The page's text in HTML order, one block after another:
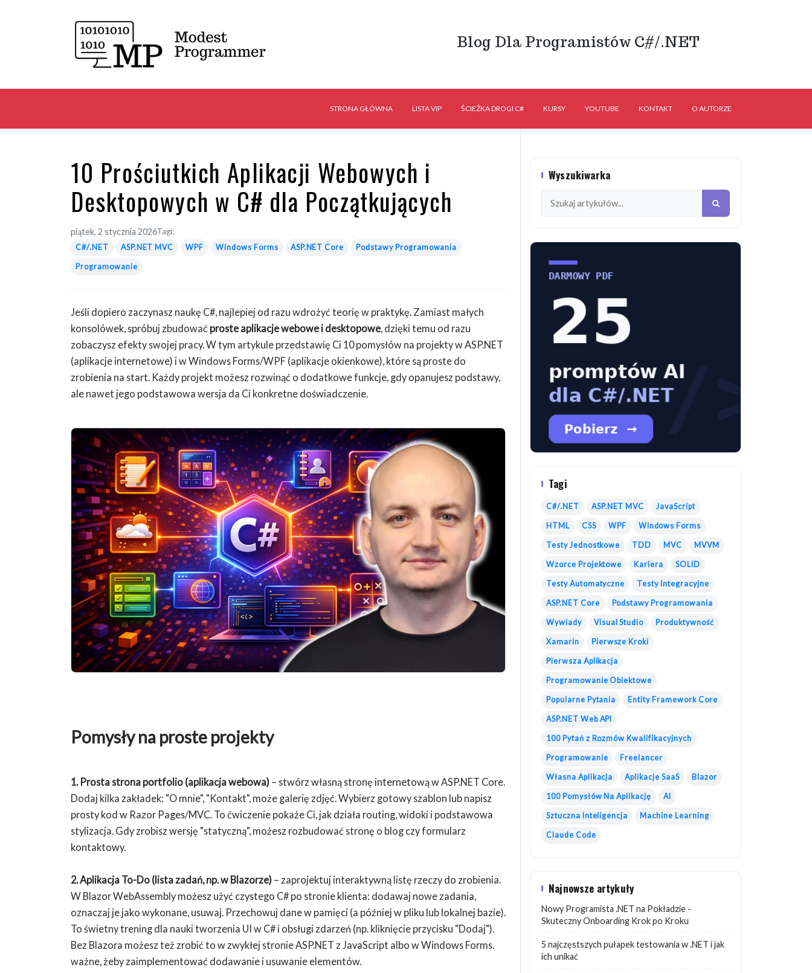
Blog Dla Programistów C#/.NET
STRONA GŁÓWNA LISTA VIP ŚCIEŻKA DROGI C# KURSY YOUTUBE KONTAKT O AUTORZE
10 Prościutkich Aplikacji Webowych i
Desktopowych w C# dla Początkujących
piątek, 2 stycznia 2026Tagi:
C#/.NET ASP.NET MVC WPF Windows Forms ASP.NET Core Podstawy Programowania
Programowanie
Jeśli dopiero zaczynasz naukę C#, najlepiej od razu wdrożyć teorię w praktykę. Zamiast małych
konsolówek, spróbuj zbudować proste aplikacje webowe i desktopowe, dzięki temu od razu
zobaczysz efekty swojej pracy. W tym artykule przedstawię Ci 10 pomysłów na projekty w ASP.NET
(aplikacje internetowe) i w Windows Forms/WPF (aplikacje okienkowe), które są proste do
zrobienia na start. Każdy projekt możesz rozwinąć o dodatkowe funkcje, gdy opanujesz podstawy,
ale nawet jego podstawowa wersja da Ci konkretne doświadczenie.
Pomysły na proste projekty
1. Prosta strona portfolio (aplikacja webowa) – stwórz własną stronę internetową w ASP.NET Core.
Dodaj kilka zakładek: "O mnie", "Kontakt", może galerię zdjęć. Wybierz gotowy szablon lub napisz
prosty kod w Razor Pages/MVC. To ćwiczenie pokaże Ci, jak działa routing, widoki i podstawowa
stylizacja. Gdy zrobisz wersję "statyczną", możesz rozbudować stronę o blog czy formularz
kontaktowy.
2. Aplikacja To-Do (lista zadań, np. w Blazorze) – zaprojektuj interaktywną listę rzeczy do zrobienia.
W Blazor WebAssembly możesz użyć czystego C# po stronie klienta: dodawaj nowe zadania,
oznaczaj je jako wykonane, usuwaj. Przechowuj dane w pamięci (a później w pliku lub lokalnej bazie).
To świetny trening dla nauki tworzenia UI w C# i obsługi zdarzeń (np. kliknięcie przycisku "Dodaj").
Bez Blazora możesz też zrobić to w zwykłej stronie ASP.NET z JavaScript albo w Windows Forms.
ważne, żeby zaimplementować dodawanie i usuwanie elementów.
Wyszukiwarka
Tagi
C#/.NET ASP.NET MVC JavaScript
HTML CSS WPF Windows Forms
Testy Jednostkowe TDD MVC MVVM
Wzorce Projektowe Kariera SOLID
Testy Automatyczne Testy Integracyjne
ASP.NET Core Podstawy Programowania
Wywiady Visual Studio Produktywność
Xamarin Pierwsze Kroki
Pierwsza Aplikacja
Programowanie Obiektowe
Popularne Pytania Entity Framework Core
ASP.NET Web API
100 Pytań z Rozmów Kwalifikacyjnych
Programowanie Freelancer
Własna Aplikacja Aplikacje SaaS Blazor
100 Pomysłów Na Aplikację AI
Sztuczna Inteligencja Machine Learning
Claude Code
Najnowsze artykuły
Nowy Programista .NET na Pokładzie -
Skuteczny Onboarding Krok po Kroku
5 najczęstszych pułapek testowania w .NET i jak
ich unikać